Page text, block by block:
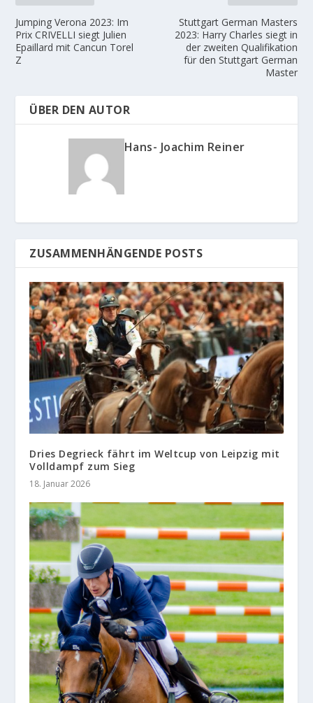
Jumping Verona 2023: Im
Prix CRIVELLI siegt Julien
Epaillard mit Cancun Torel
Z
Stuttgart German Masters
2023: Harry Charles siegt in
der zweiten Qualifikation
für den Stuttgart German
Master
ÜBER DEN AUTOR
Hans- Joachim Reiner
ZUSAMMENHÄNGENDE POSTS
Dries Degrieck fährt im Weltcup von Leipzig mit
Volldampf zum Sieg
18. Januar 2026